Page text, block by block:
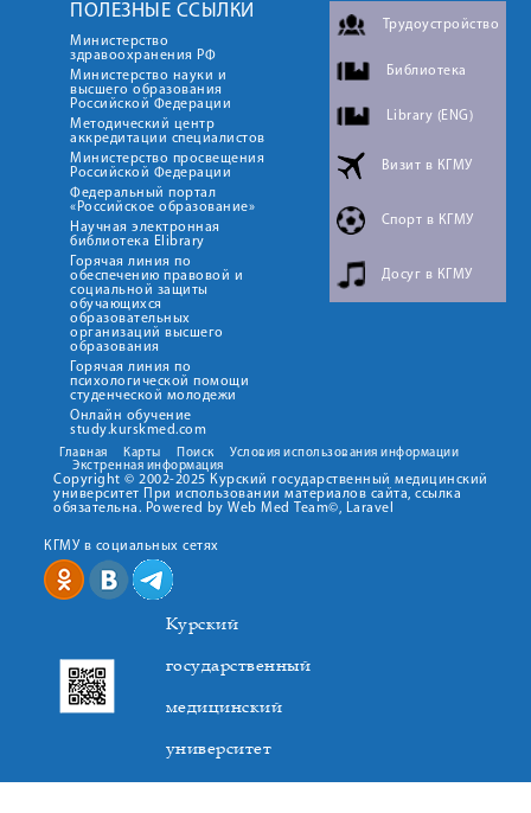
ПОЛЕЗНЫЕ ССЫЛКИ
Министерство
здравоохранения РФ
Министерство науки и
высшего образования
Российской Федерации
Методический центр
аккредитации специалистов
Министерство просвещения
Российской Федерации
Федеральный портал
«Российское образование»
Научная электронная
библиотека Elibrary
Горячая линия по
обеспечению правовой и
социальной защиты
обучающихся
образовательных
организаций высшего
образования
Горячая линия по
психологической помощи
студенческой молодежи
Онлайн обучение
study.kurskmed.com
Трудоустройство
Библиотека
Library (ENG)
Визит в КГМУ
Спорт в КГМУ
Досуг в КГМУ
Главная Карты Поиск
Условия использования информации
Экстренная информация
Copyright © 2002-2025 Курский государственный медицинский
университет При использовании материалов сайта, ссылка
обязательна. Powered by Web Med Team©, Laravel
КГМУ в социальных сетях
Курский
государственный
медицинский
университет